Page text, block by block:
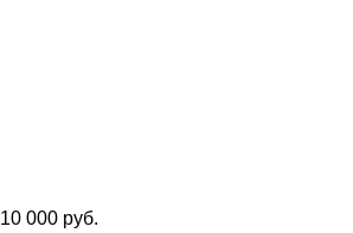
10 000 руб.